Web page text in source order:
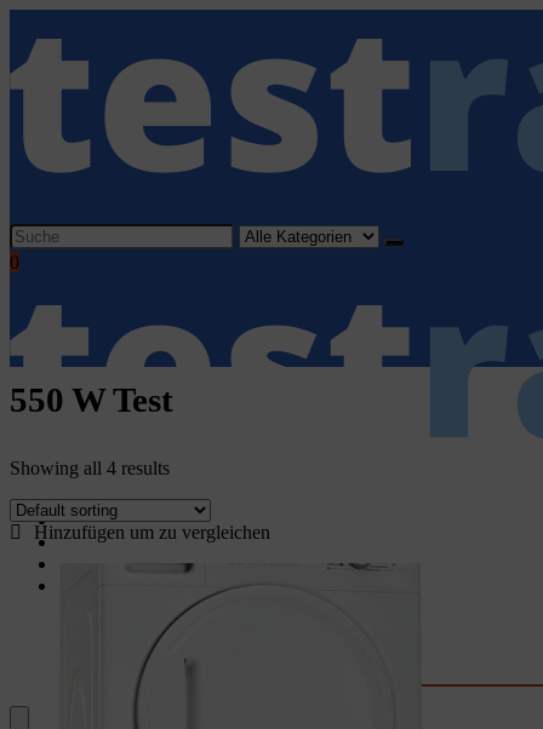
Search
for:
0
Home
Haushaltsgeräte
Waschtrockner-Stromkosten
Kaffee-Kosten
Wassersprudler
Fernseher-Größe
550 W Test
Showing all 4 results
Hinzufügen um zu vergleichen